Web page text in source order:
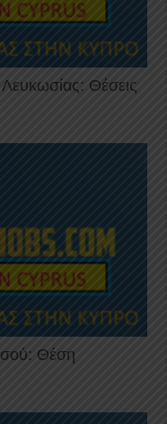
Θέσεις
Θέση